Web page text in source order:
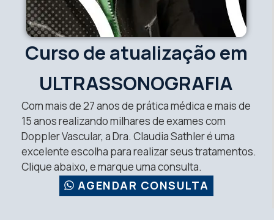
Curso de atualização em
ULTRASSONOGRAFIA
Com mais de 27 anos de prática médica e mais de
15 anos realizando milhares de exames com
Doppler Vascular, a Dra. Claudia Sathler é uma
excelente escolha para realizar seus tratamentos.
Clique abaixo, e marque uma consulta.
AGENDAR CONSULTA